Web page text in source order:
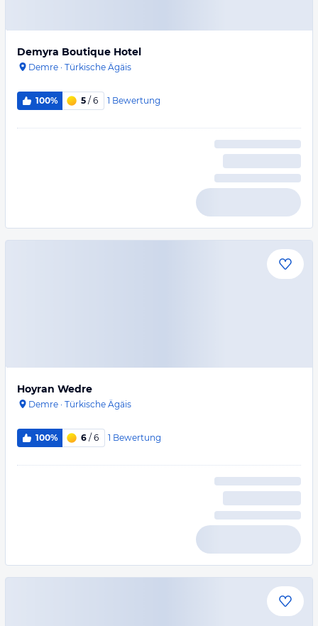
Demyra Boutique Hotel
Demre · Türkische Ägäis
100% 5 / 6 1 Bewertung
Hoyran Wedre
Demre · Türkische Ägäis
100% 6 / 6 1 Bewertung